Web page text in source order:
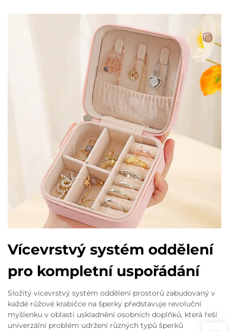
Vícevrstvý systém oddělení
pro kompletní uspořádání
Složitý vícevrstvý systém oddělení prostorů zabudovaný v
každé růžové krabičce na šperky představuje revoluční
myšlenku v oblasti uskladnění osobních doplňků, která řeší
univerzální problém udržení různých typů šperků